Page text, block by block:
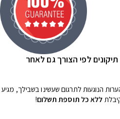
לפי הצורך גם לאחר
הנוגעות לתרגום שעשינו בשבילך, מגיע
ללא כל תוספת תשלום!